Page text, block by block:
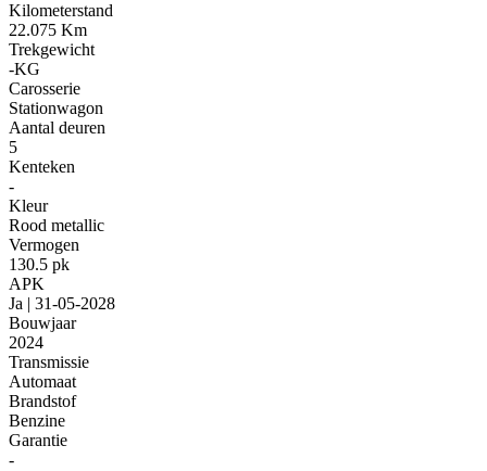
Kilometerstand
22.075 Km
Trekgewicht
-KG
Carosserie
Stationwagon
Aantal deuren
5
Kenteken
-
Kleur
Rood metallic
Vermogen
130.5 pk
APK
Ja | 31-05-2028
Bouwjaar
2024
Transmissie
Automaat
Brandstof
Benzine
Garantie
-